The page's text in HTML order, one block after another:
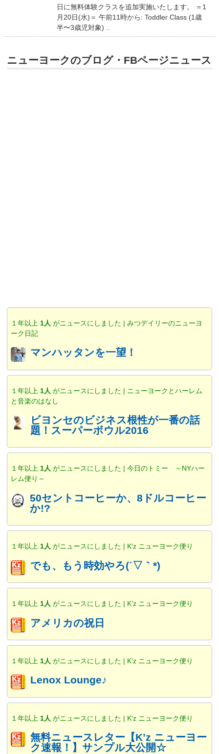
日に無料体験クラスを追加実施いたします。 ＝1
月20日(水)＝ 午前11時から: Toddler Class (1歳
半〜3歳児対象) ..
ニューヨークのブログ・FBページニュース
１年以上 1人 がニュースにしました | みつデイリーのニューヨ
ーク日記
マンハッタンを一望！
１年以上 1人 がニュースにしました | ニューヨークとハーレム
と音楽のはなし
ビヨンセのビジネス根性が一番の話
題！スーパーボウル2016
１年以上 1人 がニュースにしました | 今日のトミー ～NYハー
レム便り～
50セントコーヒーか、8ドルコーヒー
か!?
１年以上 1人 がニュースにしました | K'z ニューヨーク便り
でも、もう時効やろ(´▽｀*)
１年以上 1人 がニュースにしました | K'z ニューヨーク便り
アメリカの祝日
１年以上 1人 がニュースにしました | K'z ニューヨーク便り
Lenox Lounge♪
１年以上 1人 がニュースにしました | K'z ニューヨーク便り
無料ニュースレター【K’z ニューヨー
ク速報！】サンプル大公開☆